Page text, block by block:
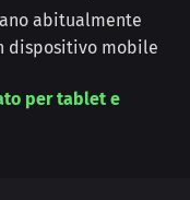
abitualmente
dispositivo mobile
per tablet e